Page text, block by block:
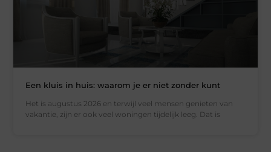
Een kluis in huis: waarom je er niet zonder kunt
Het is augustus 2026 en terwijl veel mensen genieten van
vakantie, zijn er ook veel woningen tijdelijk leeg. Dat is